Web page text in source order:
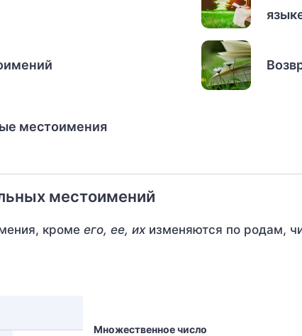
местоимения
местоимений
кроме его, ее, их изменяются по родам,
Множественное число